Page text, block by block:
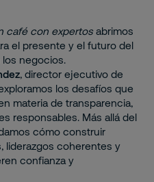
café con expertos abrimos
el presente y el futuro del
los negocios.
, director ejecutivo de
los desafíos que
materia de transparencia,
responsables. Más allá del
cómo construir
liderazgos coherentes y
confianza y